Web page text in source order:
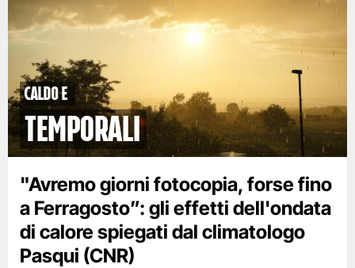
caldo e
temporali
"Avremo giorni fotocopia, forse fino
a Ferragosto”: gli effetti dell'ondata
di calore spiegati dal climatologo
Pasqui (CNR)